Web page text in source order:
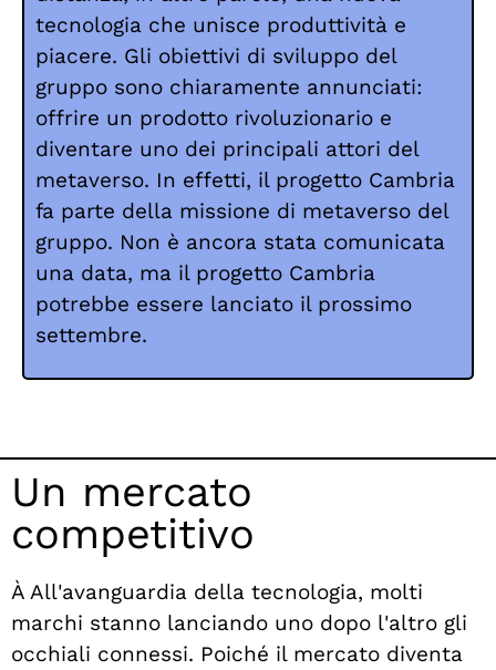
tecnologia che unisce produttività e
piacere. Gli obiettivi di sviluppo del
gruppo sono chiaramente annunciati:
offrire un prodotto rivoluzionario e
diventare uno dei principali attori del
metaverso. In effetti, il progetto Cambria
fa parte della missione di metaverso del
gruppo. Non è ancora stata comunicata
una data, ma il progetto Cambria
potrebbe essere lanciato il prossimo
settembre.
Un mercato
competitivo
À All'avanguardia della tecnologia, molti
marchi stanno lanciando uno dopo l'altro gli
occhiali connessi. Poiché il mercato diventa